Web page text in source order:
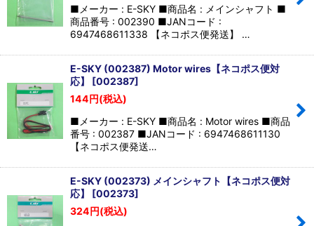
■メーカー : E-SKY ■商品名 : メインシャフト ■
商品番号 : 002390 ■JANコード :
6947468611338 【ネコポス便発送】 …
E-SKY (002387) Motor wires【ネコポス便対
応】 [002387]
144円(税込)
■メーカー : E-SKY ■商品名 : Motor wires ■商品
番号 : 002387 ■JANコード : 6947468611130
【ネコポス便発送…
E-SKY (002373) メインシャフト【ネコポス便対
応】 [002373]
324円(税込)